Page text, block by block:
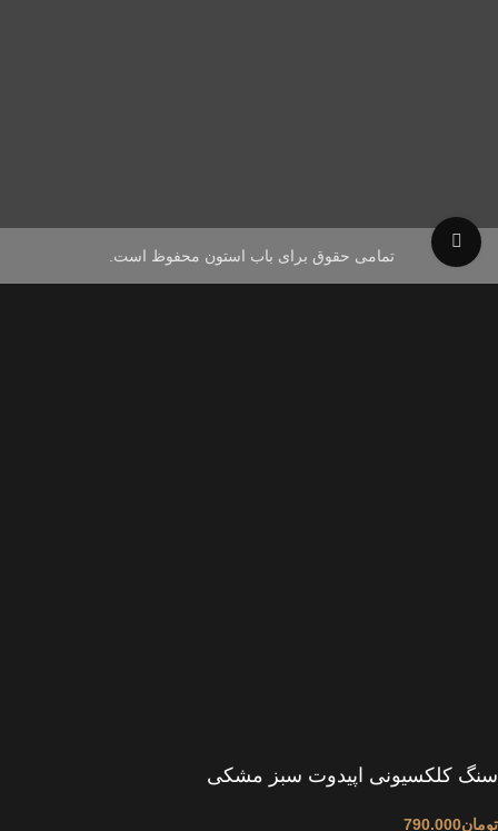
بزرگنمایی تصویر
تمامی حقوق برای باب استون محفوظ است.
سنگ کلکسیونی اپیدوت سبز مشکی
تومان790.000